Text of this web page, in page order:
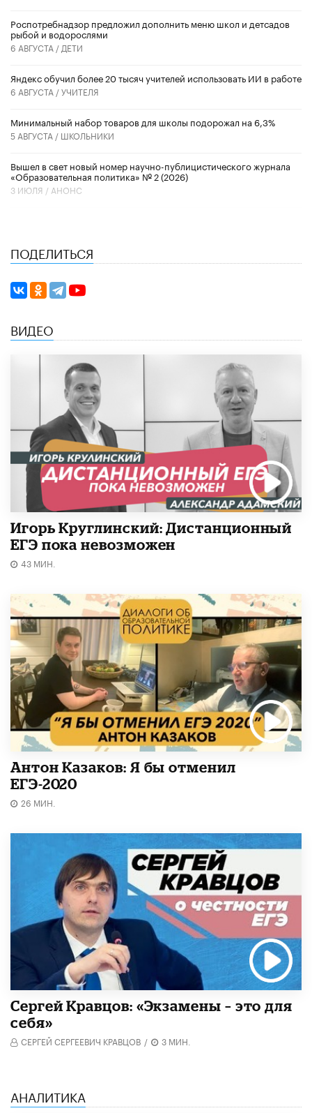
Роспотребнадзор предложил дополнить меню школ и детсадов
рыбой и водорослями
6 АВГУСТА / ДЕТИ
​Яндекс обучил более 20 тысяч учителей использовать ИИ в работе
6 АВГУСТА /УЧИТЕЛЯ
Минимальный набор товаров для школы подорожал на 6,3%
5 АВГУСТА / ШКОЛЬНИКИ
Вышел в свет новый номер научно-публицистического журнала
«Образовательная политика» № 2 (2026)
3 ИЮЛЯ / АНОНС
ПОДЕЛИТЬСЯ
ВИДЕО
Игорь Круглинский: Дистанционный
ЕГЭ пока невозможен
43 МИН.
Антон Казаков: Я бы отменил
ЕГЭ-2020
26 МИН.
Сергей Кравцов: «Экзамены – это для
себя»
СЕРГЕЙ СЕРГЕЕВИЧ КРАВЦОВ / 3 МИН.
АНАЛИТИКА